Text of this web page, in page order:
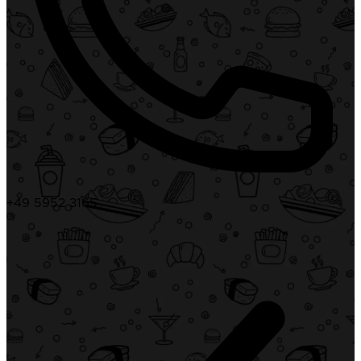
+49 5952 3165